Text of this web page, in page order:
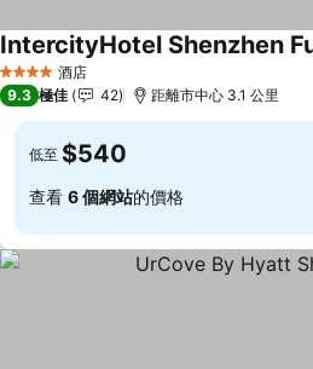
4 星級 酒店
9.3 極佳 42 距離市中心 3.1 公里
低至 $540
查看 6 個網站的價格